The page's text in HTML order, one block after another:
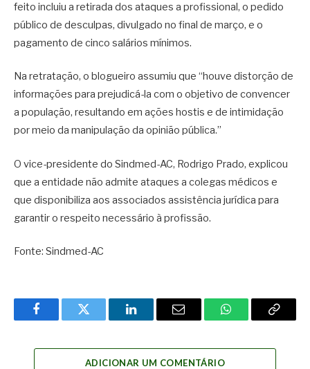
feito incluiu a retirada dos ataques a profissional, o pedido
público de desculpas, divulgado no final de março, e o
pagamento de cinco salários mínimos.
Na retratação, o blogueiro assumiu que “houve distorção de
informações para prejudicá-la com o objetivo de convencer
a população, resultando em ações hostis e de intimidação
por meio da manipulação da opinião pública.”
O vice-presidente do Sindmed-AC, Rodrigo Prado, explicou
que a entidade não admite ataques a colegas médicos e
que disponibiliza aos associados assistência jurídica para
garantir o respeito necessário à profissão.
Fonte: Sindmed-AC
FacebookTwitter LinkedInEmail WhatsAppCopy
ADICIONAR UM COMENTÁRIO